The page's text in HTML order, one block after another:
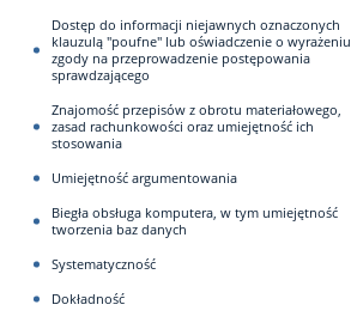
Dostęp do informacji niejawnych oznaczonych
klauzulą "poufne" lub oświadczenie o wyrażeniu
zgody na przeprowadzenie postępowania
sprawdzającego
Znajomość przepisów z obrotu materiałowego,
zasad rachunkowości oraz umiejętność ich
stosowania
Umiejętność argumentowania
Biegła obsługa komputera, w tym umiejętność
tworzenia baz danych
Systematyczność
Dokładność